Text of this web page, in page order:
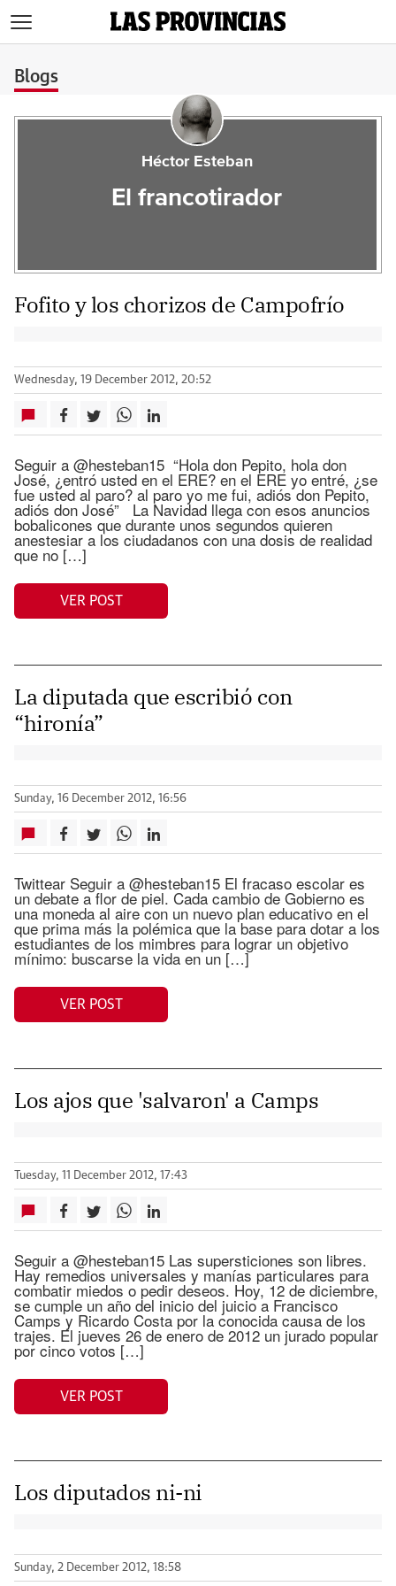
Blogs
Héctor Esteban
El francotirador
Fofito y los chorizos de Campofrío
Wednesday, 19 December 2012, 20:52
Seguir a @hesteban15 “Hola don Pepito, hola don
José, ¿entró usted en el ERE? en el ERE yo entré, ¿se
fue usted al paro? al paro yo me fui, adiós don Pepito,
adiós don José” La Navidad llega con esos anuncios
bobalicones que durante unos segundos quieren
anestesiar a los ciudadanos con una dosis de realidad
que no […]
VER POST
La diputada que escribió con
“hironía”
Sunday, 16 December 2012, 16:56
Twittear Seguir a @hesteban15 El fracaso escolar es
un debate a flor de piel. Cada cambio de Gobierno es
una moneda al aire con un nuevo plan educativo en el
que prima más la polémica que la base para dotar a los
estudiantes de los mimbres para lograr un objetivo
mínimo: buscarse la vida en un […]
VER POST
Los ajos que 'salvaron' a Camps
Tuesday, 11 December 2012, 17:43
Seguir a @hesteban15 Las supersticiones son libres.
Hay remedios universales y manías particulares para
combatir miedos o pedir deseos. Hoy, 12 de diciembre,
se cumple un año del inicio del juicio a Francisco
Camps y Ricardo Costa por la conocida causa de los
trajes. El jueves 26 de enero de 2012 un jurado popular
por cinco votos […]
VER POST
Los diputados ni-ni
Sunday, 2 December 2012, 18:58